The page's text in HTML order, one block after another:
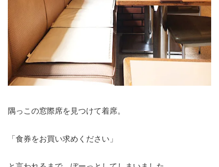
隅っこの窓際席を見つけて着席。
「食券をお買い求めください」